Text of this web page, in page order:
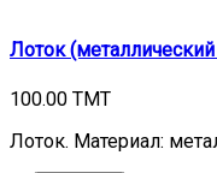
Лоток
100.00 TMT
Лоток. Материал: